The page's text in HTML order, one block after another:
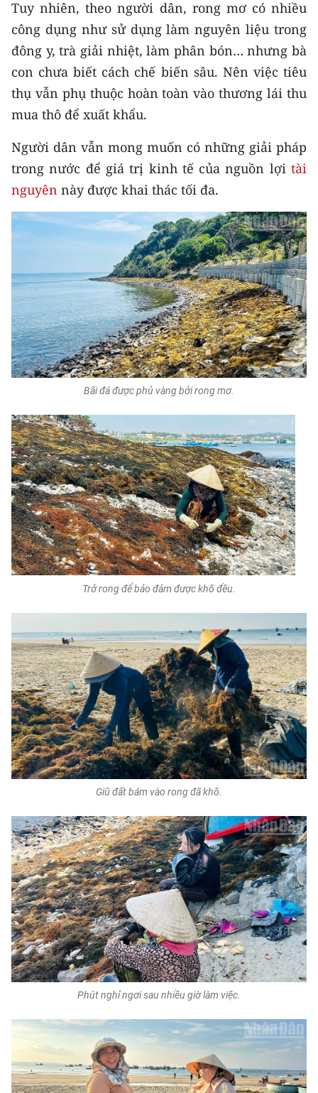
Tuy nhiên, theo người dân, rong mơ có nhiều
công dụng như sử dụng làm nguyên liệu trong
đông y, trà giải nhiệt, làm phân bón… nhưng bà
con chưa biết cách chế biến sâu. Nên việc tiêu
thụ vẫn phụ thuộc hoàn toàn vào thương lái thu
mua thô để xuất khẩu.
Người dân vẫn mong muốn có những giải pháp
trong nước để giá trị kinh tế của nguồn lợi tài
nguyên này được khai thác tối đa.
Bãi đá được phủ vàng bởi rong mơ.
Trở rong để bảo đảm được khô đều.
Giũ đất bám vào rong đã khô.
Phút nghỉ ngơi sau nhiều giờ làm việc.